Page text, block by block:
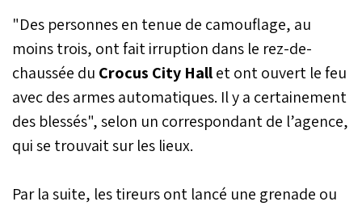
"Des personnes en tenue de camouflage, au
moins trois, ont fait irruption dans le rez-de-
chaussée du Crocus City Hallet ont ouvert le feu
avec des armes automatiques. Il y a certainement
des blessés", selon un correspondant de l’agence,
qui se trouvait sur les lieux.
Par la suite, les tireurs ont lancé une grenade ou